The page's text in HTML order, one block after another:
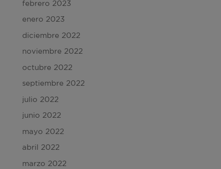
febrero 2023
enero 2023
diciembre 2022
noviembre 2022
octubre 2022
septiembre 2022
julio 2022
junio 2022
mayo 2022
abril 2022
marzo 2022